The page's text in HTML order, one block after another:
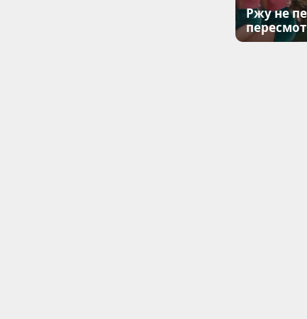
Ржу не